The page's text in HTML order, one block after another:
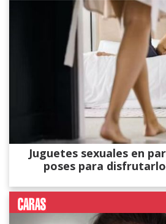
Juguetes sexuales en
poses para